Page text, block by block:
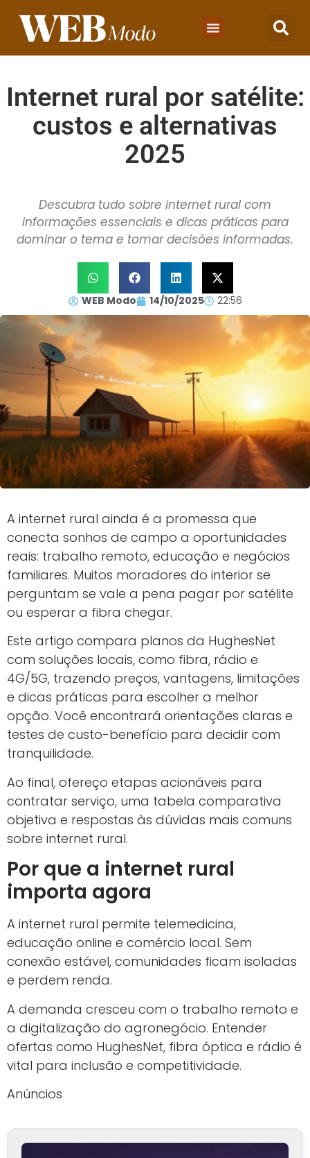
Internet rural por satélite:
custos e alternativas
2025
Descubra tudo sobre internet rural com
informações essenciais e dicas práticas para
dominar o tema e tomar decisões informadas.
WEB Modo 14/10/2025 22:56
A internet rural ainda é a promessa que
conecta sonhos de campo a oportunidades
reais: trabalho remoto, educação e negócios
familiares. Muitos moradores do interior se
perguntam se vale a pena pagar por satélite
ou esperar a fibra chegar.
Este artigo compara planos da HughesNet
com soluções locais, como fibra, rádio e
4G/5G, trazendo preços, vantagens, limitações
e dicas práticas para escolher a melhor
opção. Você encontrará orientações claras e
testes de custo-benefício para decidir com
tranquilidade.
Ao final, ofereço etapas acionáveis para
contratar serviço, uma tabela comparativa
objetiva e respostas às dúvidas mais comuns
sobre internet rural.
Por que a internet rural
importa agora
A internet rural permite telemedicina,
educação online e comércio local. Sem
conexão estável, comunidades ficam isoladas
e perdem renda.
A demanda cresceu com o trabalho remoto e
a digitalização do agronegócio. Entender
ofertas como HughesNet, fibra óptica e rádio é
vital para inclusão e competitividade.
Anúncios